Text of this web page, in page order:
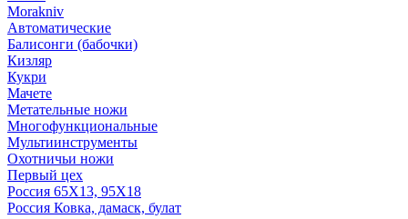
Morakniv
Автоматические
Балисонги (бабочки)
Кизляр
Кукри
Мачете
Метательные ножи
Многофункциональные
Мультиинструменты
Охотничьи ножи
Первый цех
Россия 65Х13, 95Х18
Россия Ковка, дамаск, булат